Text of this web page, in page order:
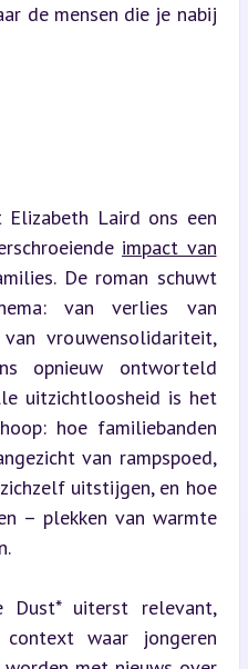
de mensen die je nabij
Laird ons een
impact van
De roman schuwt
van verlies van
vrouwensolidariteit,
opnieuw ontworteld
uitzichtloosheid is het
hoe familiebanden
van rampspoed,
uitstijgen, en hoe
– plekken van warmte
Dust* uiterst relevant,
waar jongeren